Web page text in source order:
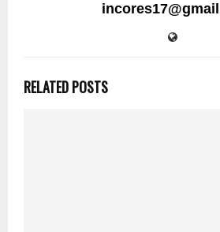
RELATED POSTS